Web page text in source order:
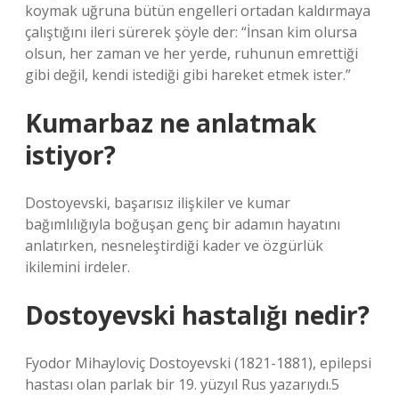
koymak uğruna bütün engelleri ortadan kaldırmaya
çalıştığını ileri sürerek şöyle der: “İnsan kim olursa
olsun, her zaman ve her yerde, ruhunun emrettiği
gibi değil, kendi istediği gibi hareket etmek ister.”
Kumarbaz ne anlatmak
istiyor?
Dostoyevski, başarısız ilişkiler ve kumar
bağımlılığıyla boğuşan genç bir adamın hayatını
anlatırken, nesneleştirdiği kader ve özgürlük
ikilemini irdeler.
Dostoyevski hastalığı nedir?
Fyodor Mihayloviç Dostoyevski (1821-1881), epilepsi
hastası olan parlak bir 19. yüzyıl Rus yazarıydı.5